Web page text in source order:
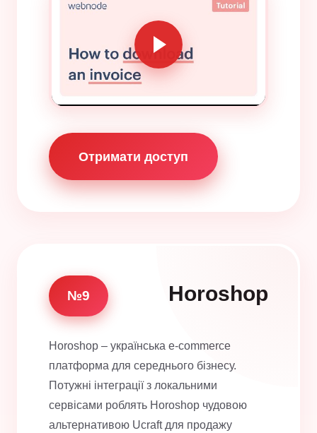
Отримати доступ
№9 Horoshop
Horoshop – українська e-commerce
платформа для середнього бізнесу.
Потужні інтеграції з локальними
сервісами роблять Horoshop чудовою
альтернативою Ucraft для продажу